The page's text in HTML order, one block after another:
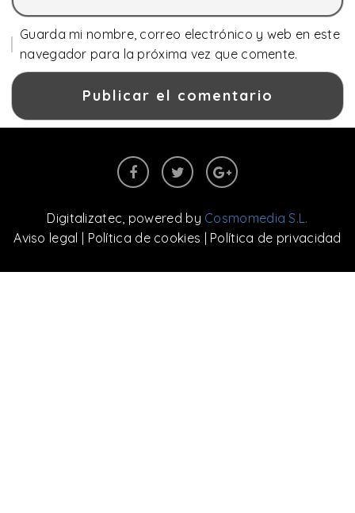
Guarda mi nombre, correo electrónico y web en este
navegador para la próxima vez que comente.
Digitalizatec , powered by Cosmomedia S.L.
Aviso legal | Política de cookies | Política de privacidad